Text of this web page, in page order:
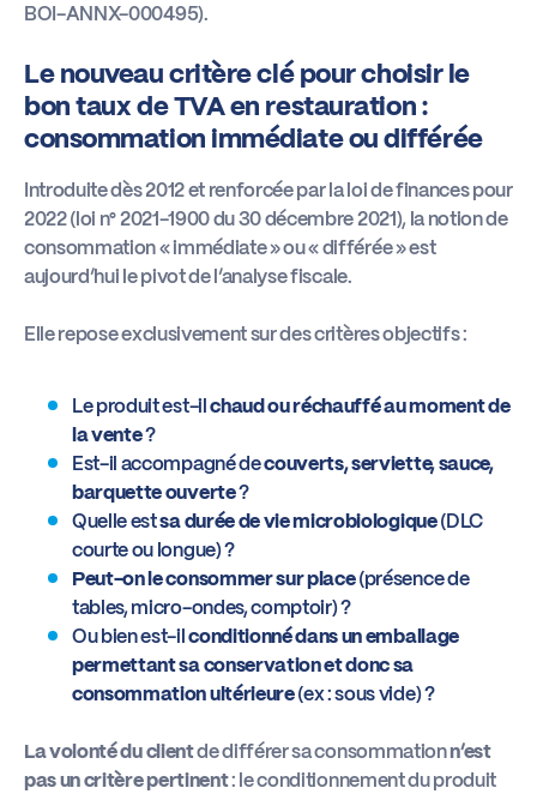
BOI-ANNX-000495).
Le nouveau critère clé pour choisir le
bon taux de TVA en restauration :
consommation immédiate ou différée
Introduite dès 2012 et renforcée par la loi de finances pour
2022 (loi n° 2021-1900 du 30 décembre 2021), la notion de
consommation « immédiate » ou « différée » est
aujourd’hui le pivot de l’analyse fiscale.
Elle repose exclusivement sur des critères objectifs :
Le produit est-ilchaud ou réchauffé au moment de
la vente?
Est-il accompagné decouverts, serviette, sauce,
barquette ouverte?
Quelle estsa durée de vie microbiologique(DLC
courte ou longue) ?
Peut-on le consommer sur place(présence de
tables, micro-ondes, comptoir) ?
Ou bien est-ilconditionné dans un emballage
permettant sa conservation et donc sa
consommation ultérieure(ex : sous vide) ?
La volonté du clientde différer sa consommationn’est
pas un critère pertinent: le conditionnement du produit